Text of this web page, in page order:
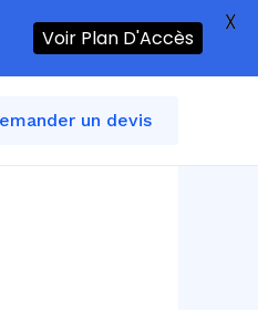
un devis
Voir Plan D'Accès
X